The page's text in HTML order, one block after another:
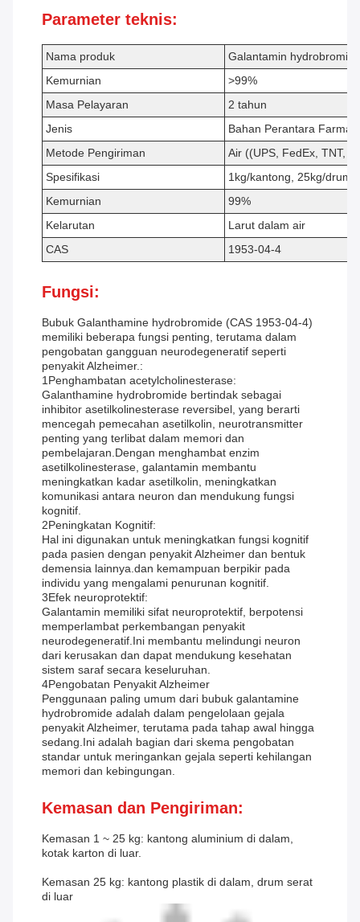
Parameter teknis:
Nama produk
Galantamin hydrobromide
Kemurnian
>99%
Masa Pelayaran
2 tahun
Jenis
Bahan Perantara Farmasi
Metode Pengiriman
Air ((UPS, FedEx, TNT,
Spesifikasi
1kg/kantong, 25kg/drum
Kemurnian
99%
Kelarutan
Larut dalam air
CAS
1953-04-4
Fungsi:
Bubuk Galanthamine hydrobromide (CAS 1953-04-4)
memiliki beberapa fungsi penting, terutama dalam
pengobatan gangguan neurodegeneratif seperti
penyakit Alzheimer.:
1Penghambatan acetylcholinesterase:
Galanthamine hydrobromide bertindak sebagai
inhibitor asetilkolinesterase reversibel, yang berarti
mencegah pemecahan asetilkolin, neurotransmitter
penting yang terlibat dalam memori dan
pembelajaran.Dengan menghambat enzim
asetilkolinesterase, galantamin membantu
meningkatkan kadar asetilkolin, meningkatkan
komunikasi antara neuron dan mendukung fungsi
kognitif.
2Peningkatan Kognitif:
Hal ini digunakan untuk meningkatkan fungsi kognitif
pada pasien dengan penyakit Alzheimer dan bentuk
demensia lainnya.dan kemampuan berpikir pada
individu yang mengalami penurunan kognitif.
3Efek neuroprotektif:
Galantamin memiliki sifat neuroprotektif, berpotensi
memperlambat perkembangan penyakit
neurodegeneratif.Ini membantu melindungi neuron
dari kerusakan dan dapat mendukung kesehatan
sistem saraf secara keseluruhan.
4Pengobatan Penyakit Alzheimer
Penggunaan paling umum dari bubuk galantamine
hydrobromide adalah dalam pengelolaan gejala
penyakit Alzheimer, terutama pada tahap awal hingga
sedang.Ini adalah bagian dari skema pengobatan
standar untuk meringankan gejala seperti kehilangan
memori dan kebingungan.
Kemasan dan Pengiriman:
Kemasan 1 ~ 25 kg: kantong aluminium di dalam,
kotak karton di luar.
Kemasan 25 kg: kantong plastik di dalam, drum serat
di luar